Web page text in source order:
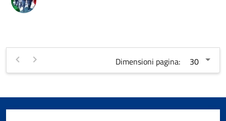
Dimensioni pagina: